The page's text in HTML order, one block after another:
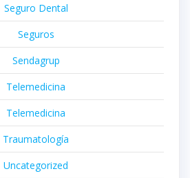
Seguro Dental
Seguros
Sendagrup
Telemedicina
Telemedicina
Traumatología
Uncategorized